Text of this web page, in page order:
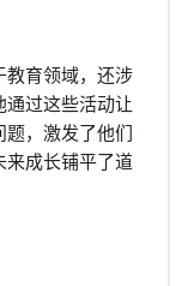
教育领域，还涉
过这些活动让
，激发了他们
来成长铺平了道